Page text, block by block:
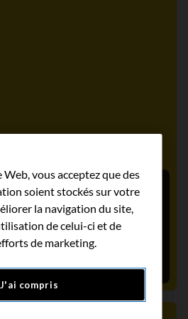
sur le cancer: le
son objectif d’éliminer
d’ici 2040
vous acceptez que des
soient stockés sur votre
la navigation du site,
de celui-ci et de
de marketing.
J'ai compris